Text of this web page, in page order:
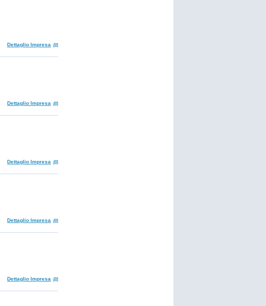
Dettaglio Impresa
Dettaglio Impresa
Dettaglio Impresa
Dettaglio Impresa
Dettaglio Impresa